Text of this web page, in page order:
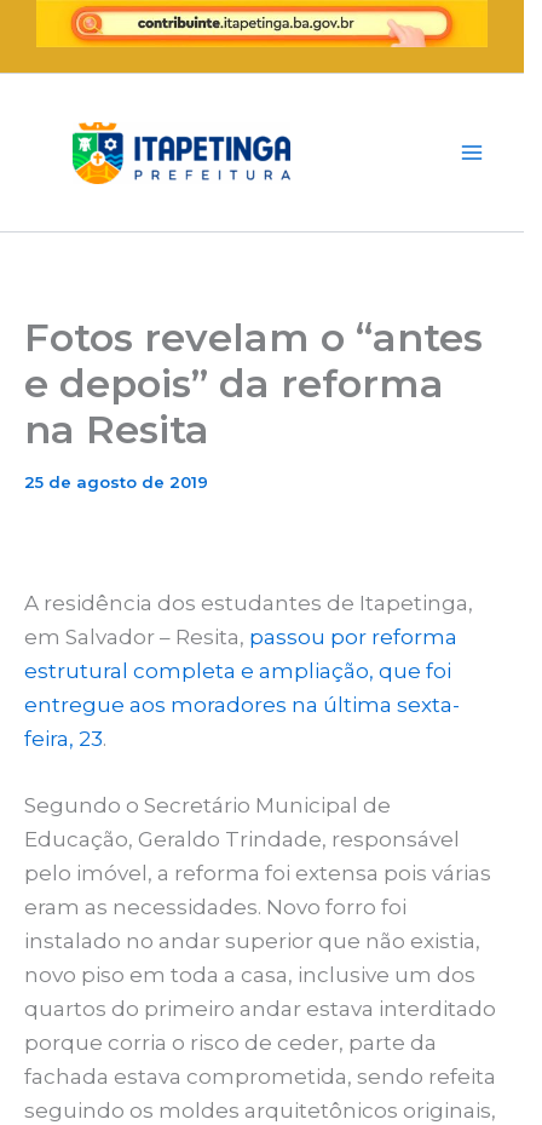
para
conteúdo
Fotos revelam o “antes
e depois” da reforma
na Resita
25 de agosto de 2019
A residência dos estudantes de Itapetinga,
em Salvador – Resita, passou por reforma
estrutural completa e ampliação, que foi
entregue aos moradores na última sexta-
feira, 23.
Segundo o Secretário Municipal de
Educação, Geraldo Trindade, responsável
pelo imóvel, a reforma foi extensa pois várias
eram as necessidades. Novo forro foi
instalado no andar superior que não existia,
novo piso em toda a casa, inclusive um dos
quartos do primeiro andar estava interditado
porque corria o risco de ceder, parte da
fachada estava comprometida, sendo refeita
seguindo os moldes arquitetônicos originais,